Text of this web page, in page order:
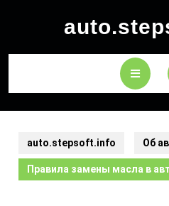
auto.stepsoft.info Об
Правила замены масла в